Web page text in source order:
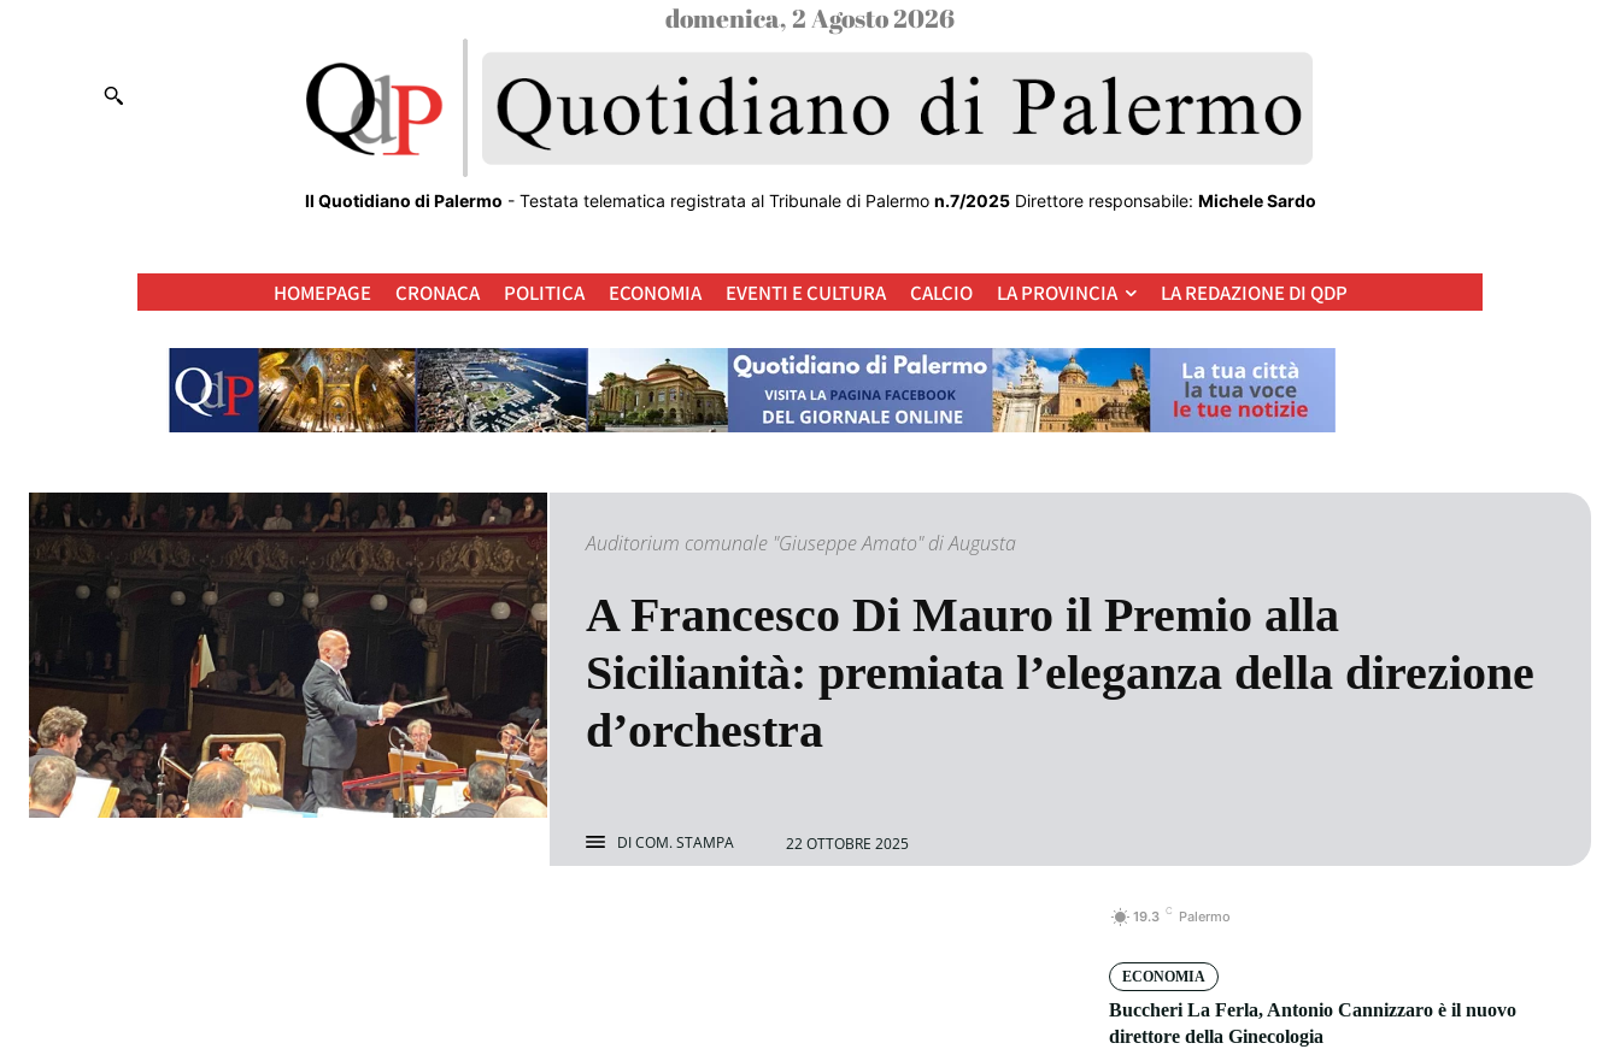
domenica, 2 Agosto 2026
Il Quotidiano di Palermo - Testata telematica registrata al Tribunale di Palermo n.7/2025Direttore responsabile: Michele Sardo
HOMEPAGE CRONACA POLITICA ECONOMIA EVENTI E CULTURA CALCIO LA PROVINCIA LA REDAZIONE DI QDP
Auditorium comunale "Giuseppe Amato" di Augusta
A Francesco Di Mauro il Premio alla
Sicilianità: premiata l’eleganza della direzione
d’orchestra
DICOM. STAMPA 22 OTTOBRE 2025
19.3 C Palermo
ECONOMIA
Buccheri La Ferla, Antonio Cannizzaro è il nuovo
direttore della Ginecologia